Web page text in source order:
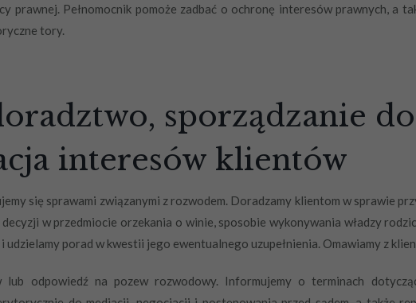
prawnej. Pełnomocnik pomoże zadbać o ochronę interesów prawnych, a
tory.
sporządzanie
interesów klientów
się sprawami związanymi z rozwodem. Doradzamy klientom w sprawie
w przedmiocie orzekania o winie, sposobie wykonywania władzy
porad w kwestii jego ewentualnego uzupełnienia. Omawiamy z
lub odpowiedź na pozew rozwodowy. Informujemy o terminach